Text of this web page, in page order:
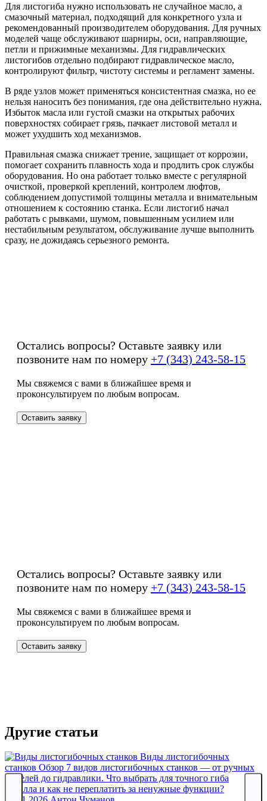
Для листогиба нужно использовать не случайное масло, а
смазочный материал, подходящий для конкретного узла и
рекомендованный производителем оборудования. Для ручных
моделей чаще обслуживают шарниры, оси, направляющие,
петли и прижимные механизмы. Для гидравлических
листогибов отдельно подбирают гидравлическое масло,
контролируют фильтр, чистоту системы и регламент замены.
В ряде узлов может применяться консистентная смазка, но ее
нельзя наносить без понимания, где она действительно нужна.
Избыток масла или густой смазки на открытых рабочих
поверхностях собирает грязь, пачкает листовой металл и
может ухудшить ход механизмов.
Правильная смазка снижает трение, защищает от коррозии,
помогает сохранить плавность хода и продлить срок службы
оборудования. Но она работает только вместе с регулярной
очисткой, проверкой креплений, контролем люфтов,
соблюдением допустимой толщины металла и внимательным
отношением к состоянию станка. Если листогиб начал
работать с рывками, шумом, повышенным усилием или
нестабильным результатом, обслуживание лучше выполнить
сразу, не дожидаясь серьезного ремонта.
Остались вопросы? Оставьте заявку или
позвоните нам по номеру +7 (343) 243-58-15
Мы свяжемся с вами в ближайшее время и
проконсультируем по любым вопросам.
Оставить заявку
Остались вопросы? Оставьте заявку или
позвоните нам по номеру +7 (343) 243-58-15
Мы свяжемся с вами в ближайшее время и
проконсультируем по любым вопросам.
Оставить заявку
Другие статьи
Виды листогибочных
станков Обзор 7 видов листогибочных станков — от ручных
моделей до гидравлики. Что выбрать для точного гиба
металла и как не переплатить за ненужные функции?